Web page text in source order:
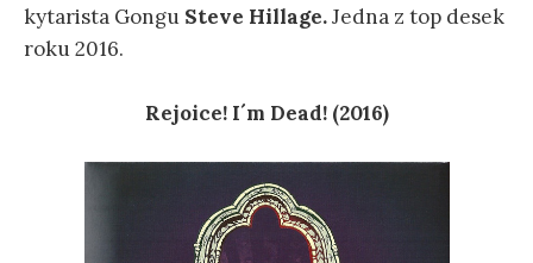
kytarista Gongu Steve Hillage.Jedna z top desek
roku 2016.
Rejoice! I´m Dead! (2016)